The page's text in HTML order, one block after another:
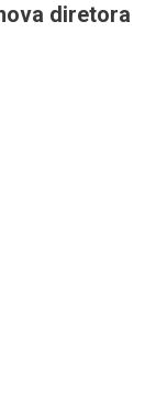
diretora